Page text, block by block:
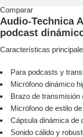
Comparar
Audio-Technica
podcast
Características
Para podcasts y
Micrófono dinámico
Brazo de transmisión
Micrófono de estilo
Cápsula dinámica de
Sonido cálido y